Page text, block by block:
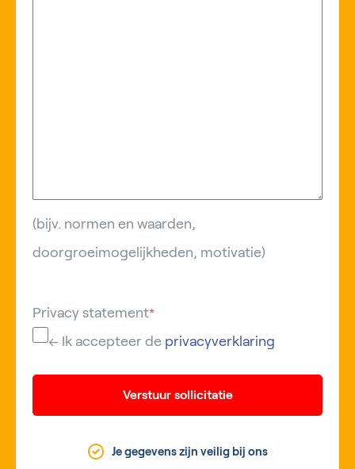
(bijv. normen en waarden,
doorgroeimogelijkheden, motivatie)
Privacy statement*
← Ik accepteer de privacyverklaring
Verstuur sollicitatie
Je gegevens zijn veilig bij ons